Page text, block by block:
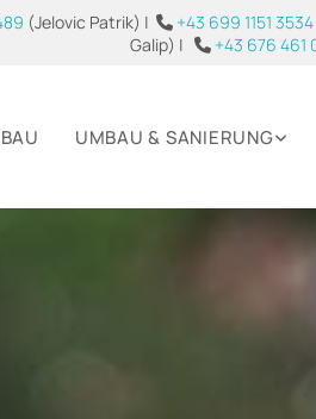
(Jelovic Patrik) |  +43 699 1151 3534
Galip) |
 +43 676 461
UMBAU & SANIERUNG